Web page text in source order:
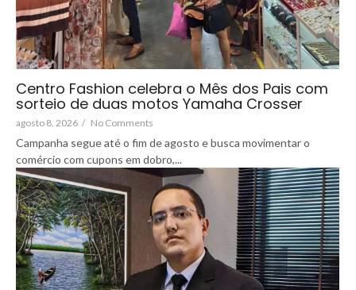
Centro Fashion celebra o Mês dos Pais com
sorteio de duas motos Yamaha Crosser
agosto 8, 2026 / No Comments
Campanha segue até o fim de agosto e busca movimentar o
comércio com cupons em dobro,...